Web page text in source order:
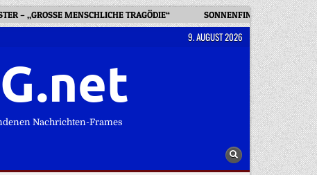
– „GROSSE MENSCHLICHE TRAGÖDIE“ SONNENFINSTERNIS
9. AUGUST 2026
Nachrichten-Frames